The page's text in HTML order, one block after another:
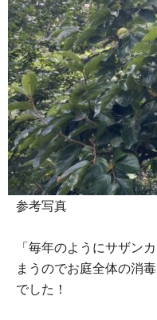
参考写真
「毎年のようにサザン
まうのでお庭全体の消
でした！